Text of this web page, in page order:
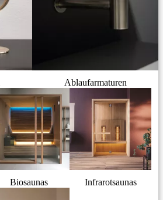
Ablaufarmaturen
Biosaunas Infrarotsaunas